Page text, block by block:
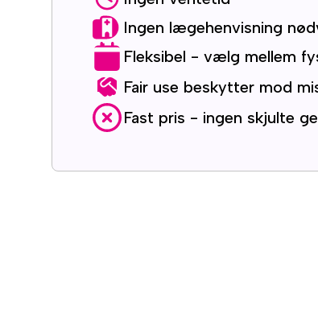
Ingen lægehenvisning
Fleksibel - vælg mellem
Fair use beskytter mod
Fast pris - ingen skjulte